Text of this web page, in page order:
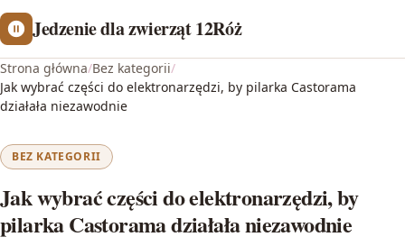
Jedzenie dla zwierząt 12Róż
Strona główna/Bez kategorii/
Jak wybrać części do elektronarzędzi, by pilarka Castorama
działała niezawodnie
BEZ KATEGORII
Jak wybrać części do elektronarzędzi, by
pilarka Castorama działała niezawodnie